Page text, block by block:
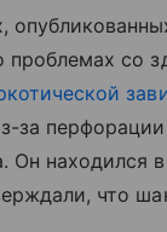
проблемах со
за
Он находился
что